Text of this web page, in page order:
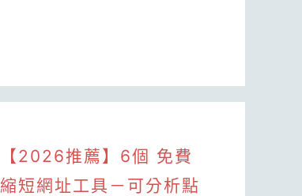
【2026推薦】6個 免費
縮短網址工具－可分析點